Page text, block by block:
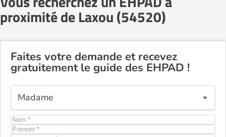
proximité de Laxou (54520)
Faites votre demande et recevez
gratuitement le guide des EHPAD !